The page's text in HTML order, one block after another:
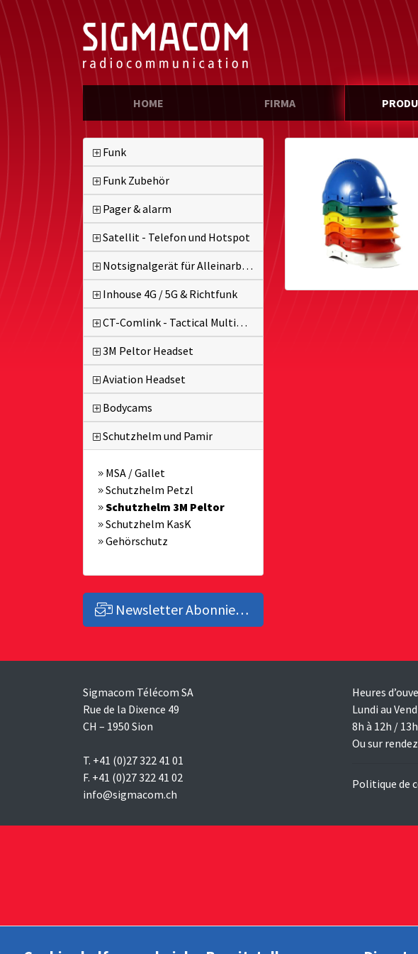
HOME FIRMA
Funk
Funk Zubehör
Pager & alarm
Satellit - Telefon und Hotspot
Notsignalgerät für Alleinarbeiter
Inhouse 4G / 5G & Richtfunk
CT-Comlink - Tactical MultiPTT
3M Peltor Headset
Aviation Headset
Bodycams
Schutzhelm und Pamir
MSA / Gallet
Schutzhelm Petzl
Schutzhelm 3M Peltor
Schutzhelm KasK
Gehörschutz
Newsletter Abonnieren
Sigmacom Télécom SA
Rue de la Dixence 49
CH – 1950 Sion
T. +41 (0)27 322 41 01
F. +41 (0)27 322 41 02
info@sigmacom.ch
Heures
Lundi au
8h à 12h /
Ou sur
Politique de